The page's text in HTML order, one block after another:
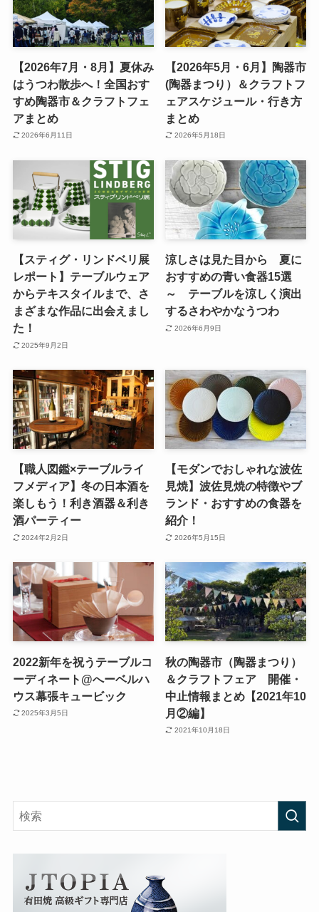
【2026年7月・8月】夏休み
はうつわ散歩へ！全国おす
すめ陶器市＆クラフトフェ
アまとめ
2026年6月11日
【2026年5月・6月】陶器市
(陶器まつり）＆クラフトフ
ェアスケジュール・行き方
まとめ
2026年5月18日
【スティグ・リンドベリ展
レポート】テーブルウェア
からテキスタイルまで、さ
まざまな作品に出会えまし
た！
2025年9月2日
涼しさは見た目から 夏に
おすすめの青い食器15選
～ テーブルを涼しく演出
するさわやかなうつわ
2026年6月9日
【職人図鑑×テーブルライ
フメディア】冬の日本酒を
楽しもう！利き酒器＆利き
酒パーティー
2024年2月2日
【モダンでおしゃれな波佐
見焼】波佐見焼の特徴やブ
ランド・おすすめの食器を
紹介！
2026年5月15日
2022新年を祝うテーブルコ
ーディネート@へーベルハ
ウス幕張キュービック
2025年3月5日
秋の陶器市（陶器まつり）
＆クラフトフェア 開催・
中止情報まとめ【2021年10
月②編】
2021年10月18日